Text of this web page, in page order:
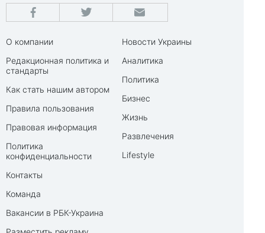
О компании
Редакционная политика и
стандарты
Как стать нашим автором
Правила пользования
Правовая информация
Политика
конфиденциальности
Контакты
Команда
Вакансии в РБК-Украина
Новости Украины
Аналитика
Политика
Бизнес
Жизнь
Развлечения
Lifestyle